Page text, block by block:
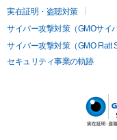
実在証明・盗聴対策
サイバー攻撃対策（GMOサイ
サイバー攻撃対策（GMO Flatt
セキュリティ事業の軌跡